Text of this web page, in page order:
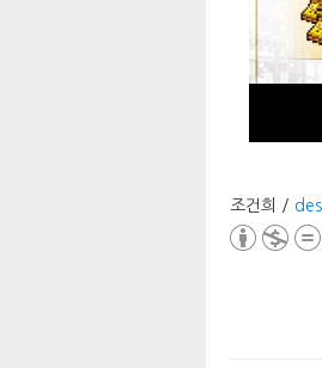
조건희 /